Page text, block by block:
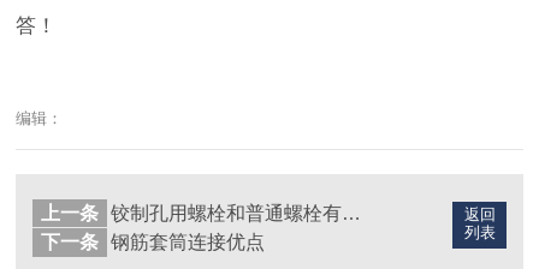
答！
编辑：
返回
列表
上一条
铰制孔用螺栓和普通螺栓有什么区别
下一条
钢筋套筒连接优点